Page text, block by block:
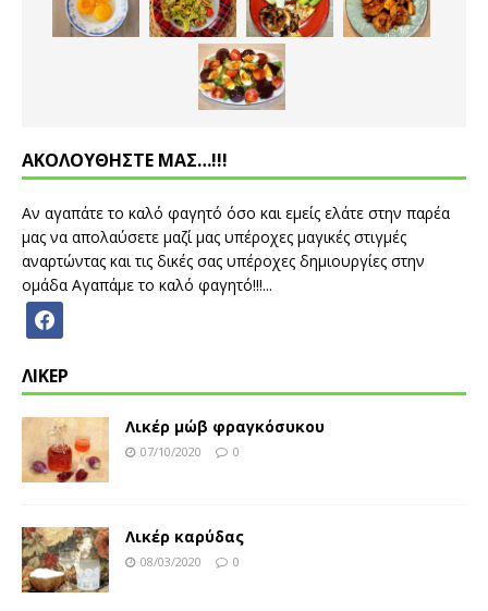
ΑΚΟΛΟΥΘΗΣΤΕ ΜΑΣ…!!!
Αν αγαπάτε το καλό φαγητό όσο και εμείς ελάτε στην παρέα
μας να απολαύσετε μαζί μας υπέροχες μαγικές στιγμές
αναρτώντας και τις δικές σας υπέροχες δημιουργίες στην
ομάδα Αγαπάμε το καλό φαγητό!!!...
ΛΙΚΕΡ
Λικέρ μώβ φραγκόσυκου
07/10/2020 0
Λικέρ καρύδας
08/03/2020 0